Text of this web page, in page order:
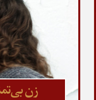
زن